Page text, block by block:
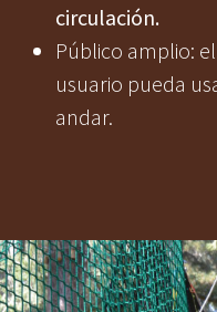
circulación.
Público amplio:
usuario pueda
andar.